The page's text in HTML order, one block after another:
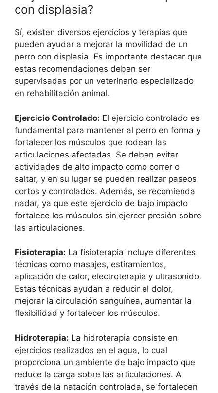
con displasia?
Sí, existen diversos ejercicios y terapias que
pueden ayudar a mejorar la movilidad de un
perro con displasia. Es importante destacar que
estas recomendaciones deben ser
supervisadas por un veterinario especializado
en rehabilitación animal.
Ejercicio Controlado: El ejercicio controlado es
fundamental para mantener al perro en forma y
fortalecer los músculos que rodean las
articulaciones afectadas. Se deben evitar
actividades de alto impacto como correr o
saltar, y en su lugar se pueden realizar paseos
cortos y controlados. Además, se recomienda
nadar, ya que este ejercicio de bajo impacto
fortalece los músculos sin ejercer presión sobre
las articulaciones.
Fisioterapia: La fisioterapia incluye diferentes
técnicas como masajes, estiramientos,
aplicación de calor, electroterapia y ultrasonido.
Estas técnicas ayudan a reducir el dolor,
mejorar la circulación sanguínea, aumentar la
flexibilidad y fortalecer los músculos.
Hidroterapia: La hidroterapia consiste en
ejercicios realizados en el agua, lo cual
proporciona un ambiente de bajo impacto que
reduce la carga sobre las articulaciones. A
través de la natación controlada, se fortalecen